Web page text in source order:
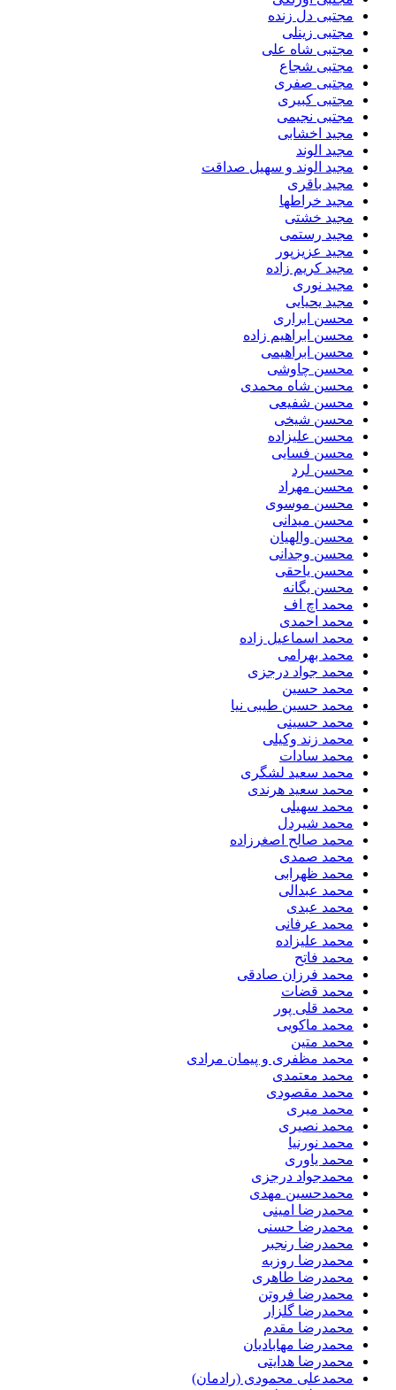
مجتبی دل زنده
مجتبی زینلی
مجتبی شاه علی
مجتبی شجاع
مجتبی صفری
مجتبی کبیری
مجتبی نجیمی
مجید اخشابی
مجید الوند‎
مجید الوند و سهیل صداقت
مجید باقری
مجید خراطها
مجید خشتی
مجید رستمی
مجید عزیزپور
مجید کریم زاده
مجید نوری
مجید یحیایی
محسن ابراری
محسن ابراهیم زاده
محسن ابراهیمی
محسن چاوشی
محسن شاه محمدی
محسن شفیعی
محسن شیخی
محسن علیزاده
محسن فسایی
محسن لرد
محسن مهراد
محسن موسوی
محسن میدانی
محسن والهیان
محسن وجدانی
محسن یاحقی
محسن یگانه
محمد اچ اف
محمد احمدی
محمد اسماعیل زاده
محمد بهرامی
محمد جواد درجزی
محمد حسین
محمد حسین طیبی نیا
محمد حسینی
محمد زند وکیلی
محمد سادات
محمد سعید لشگری
محمد سعید هرندی
محمد سهیلی
​محمد شیردل
محمد صالح اصغرزاده
محمد صمدی
محمد ظهرابی
محمد عبدالی
محمد عبدی
محمد عرفانی
محمد علیزاده
محمد فاتح
محمد فرزان صادقی
محمد قضات
محمد قلی پور
محمد ماکویی
محمد متین
محمد مظفری و پیمان مرادی
محمد معتمدی
محمد مقصودی
محمد میری
محمد نصیری
محمد نورنیا
محمد یاوری
محمدجواد درجزی
محمدحسین مهدی
محمدرضا امینی
محمدرضا حسنی
محمدرضا رنجبر
محمدرضا روزبه
محمدرضا طاهری
محمدرضا فروتن
محمدرضا گلزار
محمدرضا مقدم
محمدرضا مهابادیان
محمدرضا هدایتی
محمدعلی محمودی (رادمان)